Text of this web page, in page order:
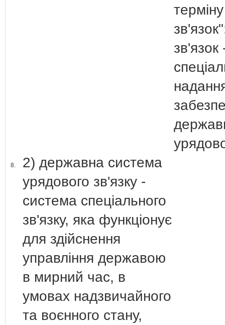
зв'язок
8.
2) державна система
урядового зв'язку -
система спеціального
зв'язку, яка функціонує
для здійснення
управління державою
в мирний час, в
умовах надзвичайного
та воєнного стану,